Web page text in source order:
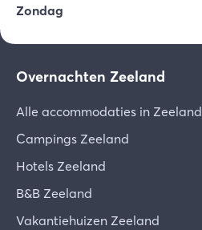
Zondag
Overnachten Zeeland
Alle accommodaties in Zeeland
Campings Zeeland
Hotels Zeeland
B&B Zeeland
Vakantiehuizen Zeeland